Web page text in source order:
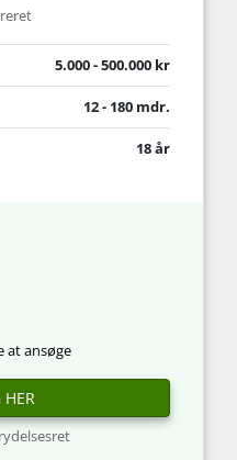
5.000 - 500.000 kr
12 - 180 mdr.
18 år
at ansøge